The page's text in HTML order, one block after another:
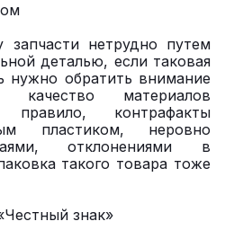
запчасти нетрудно путем
деталью, если таковая
нужно обратить внимание
материалов
правило, контрафакты
пластиком, неровно
отклонениями в
такого товара тоже
знак»